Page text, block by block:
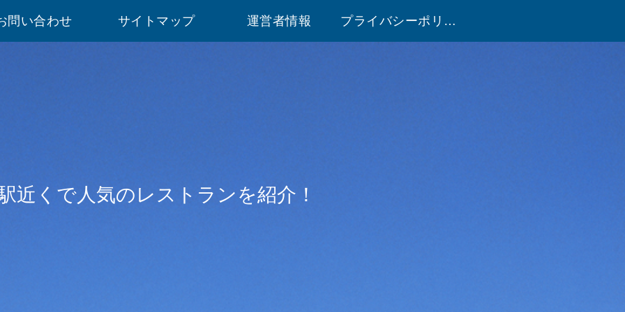
近くで人気のレストランを紹介！
問い合わせ サイトマップ 運営者情報 プライバシーポリシー